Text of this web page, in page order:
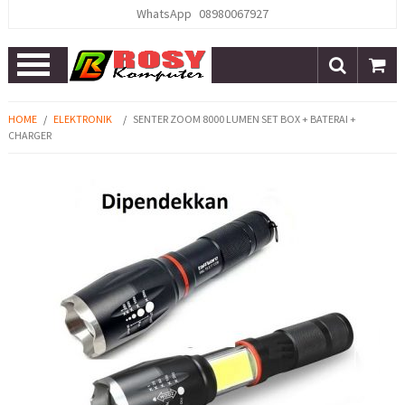
WhatsApp 08980067927
Open
Menu
HOME / ELEKTRONIK / SENTER ZOOM 8000 LUMEN SET BOX + BATERAI +
CHARGER